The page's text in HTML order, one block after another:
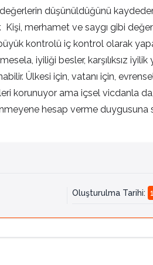
düşünüldüğünü
Kişi, merhamet ve saygı gibi
büyük kontrolü iç kontrol olarak
iyiliği besler, karşılıksız
Ülkesi için, vatanı için,
korunuyor ama içsel vicdanla
hesap verme duygusuna
Oluşturulma Tarihi: